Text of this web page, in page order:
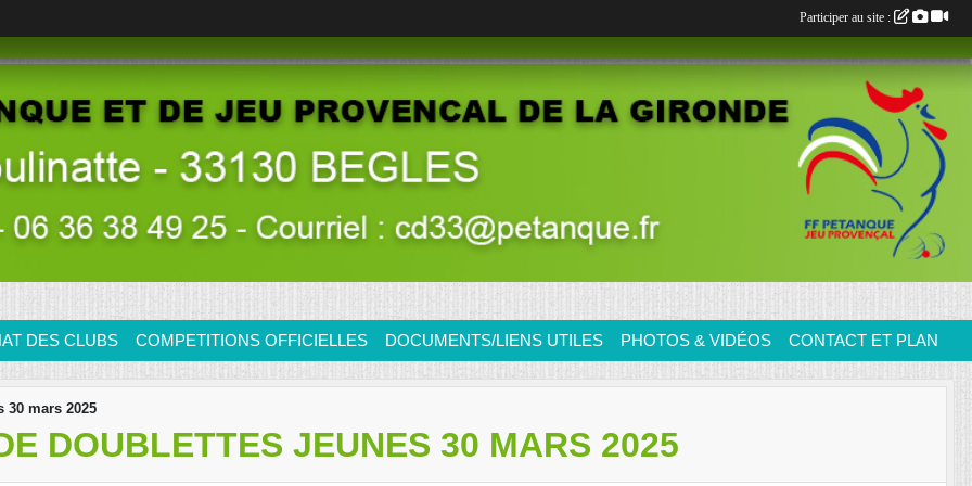
DES CLUBS COMPETITIONS OFFICIELLES DOCUMENTS/LIENS UTILES PHOTOS & VIDÉOS CONTACT ET PLAN
30 mars 2025
DOUBLETTES JEUNES 30 MARS 2025
Participer au site :